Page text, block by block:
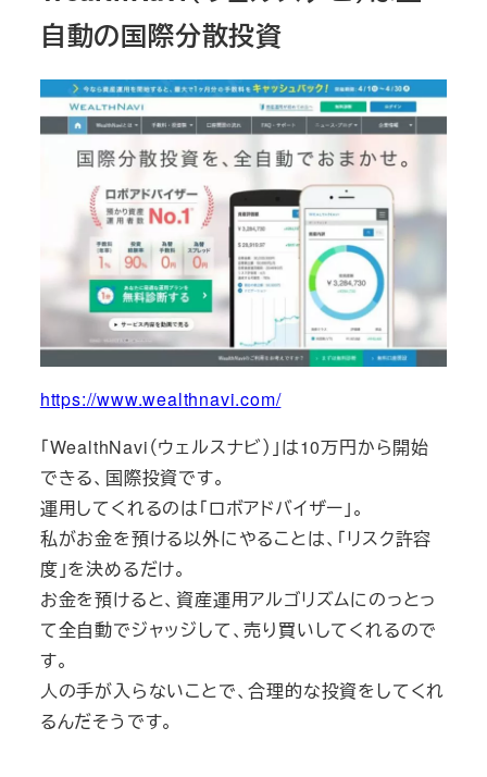
自動の国際分散投資
https://www.wealthnavi.com/
「WealthNavi（ウェルスナビ）」は10万円から開始
できる、国際投資です。
運用してくれるのは「ロボアドバイザー」。
私がお金を預ける以外にやることは、「リスク許容
度」を決めるだけ。
お金を預けると、資産運用アルゴリズムにのっとっ
て全自動でジャッジして、売り買いしてくれるので
す。
人の手が入らないことで、合理的な投資をしてくれ
るんだそうです。